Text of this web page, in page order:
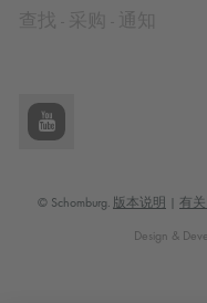
© Schomburg. 版本说明 有
Design &